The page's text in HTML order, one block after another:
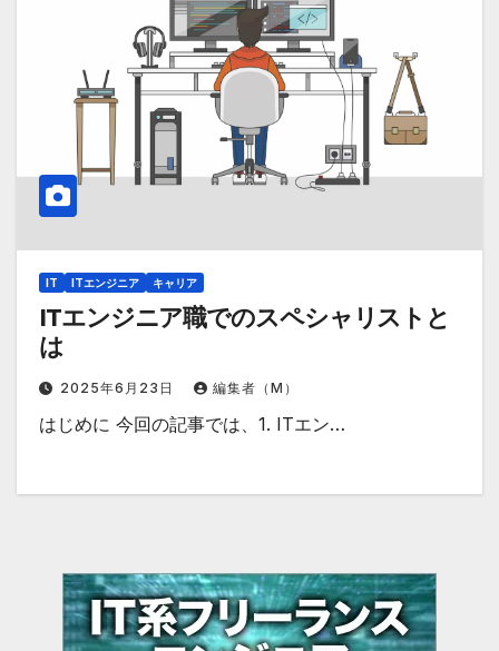
IT ITエンジニア キャリア
ITエンジニア職でのスペシャリストと
は
2025年6月23日 編集者（M）
はじめに 今回の記事では、1. ITエン…